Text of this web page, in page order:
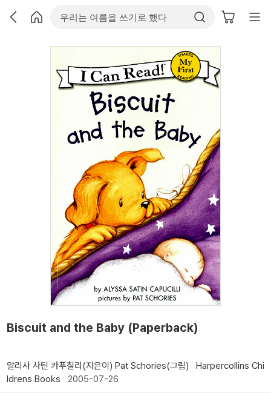
Biscuit and the Baby (Paperback)
알리사 사틴 카푸칠리(지은이) Pat Schories(그림)
Harpercollins Chi
ldrens Books 2005-07-26